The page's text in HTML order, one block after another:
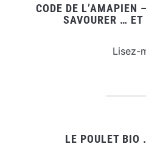
CODE DE L’AMAPIEN
SAVOURER …
Lisez-
LE POULET BIO